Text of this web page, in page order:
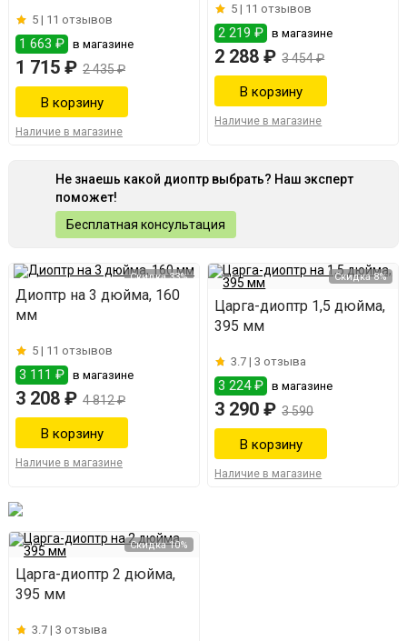
5 | 11 отзывов
1 663 ₽ в магазине
1 715 ₽ 2 435 ₽
Наличие в магазине
5 | 11 отзывов
2 219 ₽ в магазине
2 288 ₽ 3 454 ₽
Наличие в магазине
Не знаешь какой диоптр выбрать? Наш эксперт
поможет!
Бесплатная консультация
Скидка 33%
Диоптр на 3 дюйма, 160
мм
5 | 11 отзывов
3 111 ₽ в магазине
3 208 ₽ 4 812 ₽
Наличие в магазине
Скидка 8%
Царга-диоптр 1,5 дюйма,
395 мм
3.7 |3 отзыва
3 224 ₽ в магазине
3 290 ₽ 3 590
Наличие в магазине
Скидка 10%
Царга-диоптр 2 дюйма,
395 мм
3.7 | 3 отзыва